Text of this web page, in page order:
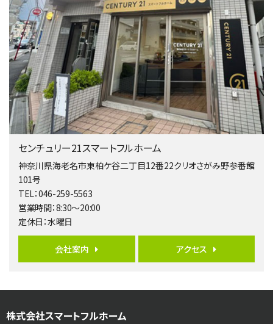
第4位
4,080万円
4ＬＤＫ
淵野辺駅
歩17分
南側道路に面しており日当たり良好。 キッチンから…
第5位
3,680万円
4ＬＤＫ
橋本駅
第6位
歩17分
ご家族が集まるLDKは１７．５帖とゆとりある広さ…
3,680万円
センチュリー21スマートフルホーム
神奈川県海老名市東柏ケ谷二丁目12番22クリオさがみ野参番館
101号
TEL：046-259-5563
営業時間：8:30～20:00
定休日：水曜日
会社案内 アクセス
株式会社スマートフルホーム